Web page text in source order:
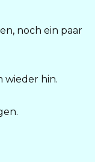
noch ein paar
wieder hin.